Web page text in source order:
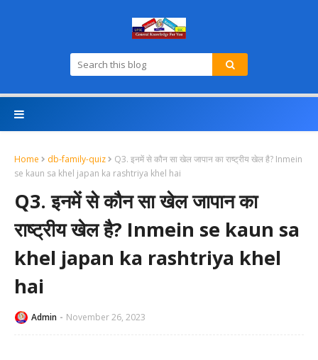
Home db-family-quiz
Q3. इनमें से कौन सा खेल जापान का राष्ट्रीय खेल है? Inmein
se kaun sa khel japan ka rashtriya khel hai
Q3. इनमें से कौन सा खेल जापान का
राष्ट्रीय खेल है? Inmein se kaun sa
khel japan ka rashtriya khel
hai
Admin November 26, 2023